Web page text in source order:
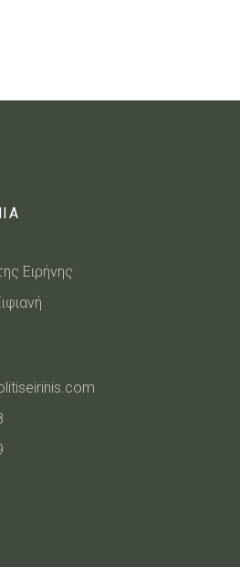
Ειρήνης